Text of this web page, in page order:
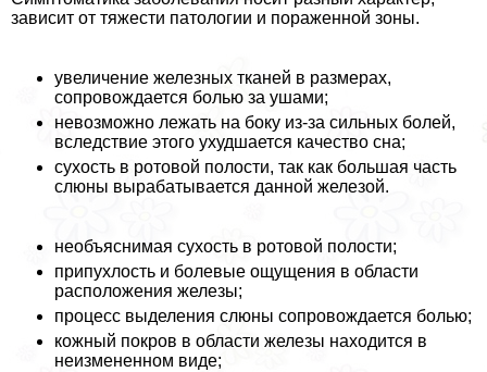
зависит от тяжести патологии и пораженной зоны.
увеличение железных тканей в размерах,
сопровождается болью за ушами;
невозможно лежать на боку из-за сильных болей,
вследствие этого ухудшается качество сна;
сухость в ротовой полости, так как большая часть
слюны выpaбатывается данной железой.
необъяснимая сухость в ротовой полости;
припухлость и болевые ощущения в области
расположения железы;
процесс выделения слюны сопровождается болью;
кожный покров в области железы находится в
неизмененном виде;